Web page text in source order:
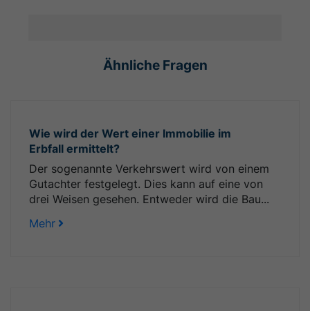
Ähnliche Fragen
Wie wird der Wert einer Immobilie im
Erbfall ermittelt?
Der sogenannte Verkehrswert wird von einem
Gutachter festgelegt. Dies kann auf eine von
drei Weisen gesehen. Entweder wird die Bau...
Mehr